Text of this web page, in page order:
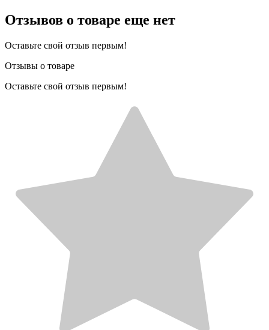
Отзывов о товаре еще нет
Оставьте свой отзыв первым!
Отзывы о товаре
Оставьте свой отзыв первым!